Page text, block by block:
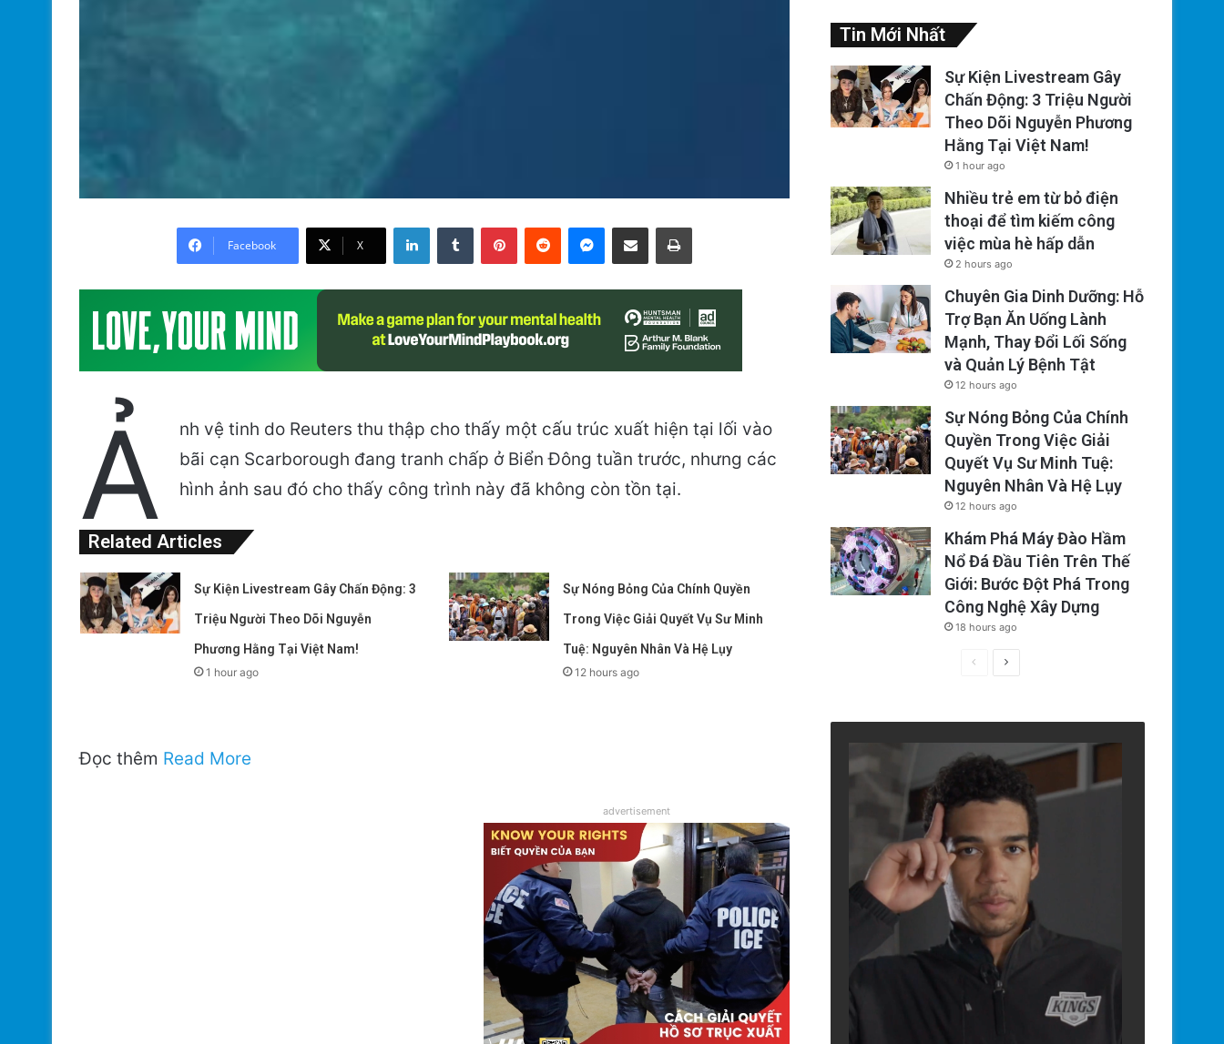
Facebook X
LinkedInTumblr PinterestReddit Messenger
Share via Email Print
Ả
nh vệ tinh do Reuters thu thập cho thấy một cấu trúc xuất hiện tại lối vào
bãi cạn Scarborough đang tranh chấp ở Biển Đông tuần trước, nhưng các
hình ảnh sau đó cho thấy công trình này đã không còn tồn tại.
Related Articles
Sự Kiện Livestream Gây Chấn Động: 3
Triệu Người Theo Dõi Nguyễn
Phương Hằng Tại Việt Nam!
1 hour ago
Sự Nóng Bỏng Của Chính Quyền
Trong Việc Giải Quyết Vụ Sư Minh
Tuệ: Nguyên Nhân Và Hệ Lụy
12 hours ago
Đọc thêm Read More
advertisement
Tin Mới Nhất
Sự Kiện Livestream Gây
Chấn Động: 3 Triệu Người
Theo Dõi Nguyễn Phương
Hằng Tại Việt Nam!
1 hour ago
Nhiều trẻ em từ bỏ điện
thoại để tìm kiếm công
việc mùa hè hấp dẫn
2 hours ago
Chuyên Gia Dinh Dưỡng: Hỗ
Trợ Bạn Ăn Uống Lành
Mạnh, Thay Đổi Lối Sống
và Quản Lý Bệnh Tật
12 hours ago
Sự Nóng Bỏng Của Chính
Quyền Trong Việc Giải
Quyết Vụ Sư Minh Tuệ:
Nguyên Nhân Và Hệ Lụy
12 hours ago
Khám Phá Máy Đào Hầm
Nổ Đá Đầu Tiên Trên Thế
Giới: Bước Đột Phá Trong
Công Nghệ Xây Dựng
18 hours ago
PreviousNext